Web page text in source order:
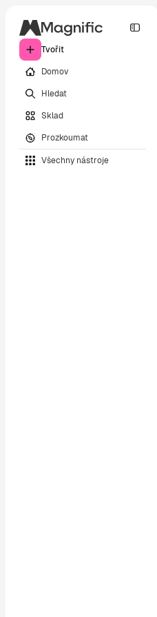
Tvořit
Domov
Hledat
Sklad
Prozkoumat
Všechny nástroje